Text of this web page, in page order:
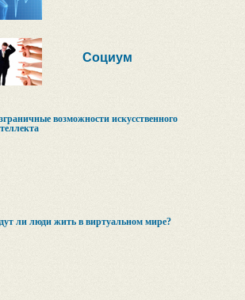
Социум
возможности искусственного
ли люди жить в виртуальном мире?